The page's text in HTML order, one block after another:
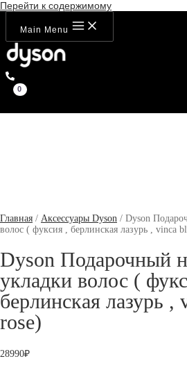
Перейти к содержимому
Main Menu
Главная / Аксессуары Dyson / Dyson
волос ( фуксия , берлинская лазурь , vinca
Dyson Подарочный
укладки волос (
берлинская лазурь ,
rose)
28990₽